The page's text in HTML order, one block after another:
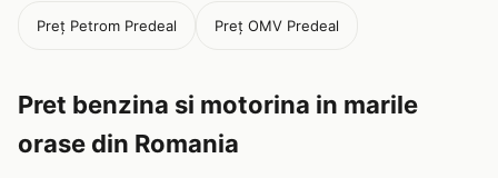
Preț Petrom Predeal Preț OMV Predeal
Pret benzina si motorina in marile
orase din Romania